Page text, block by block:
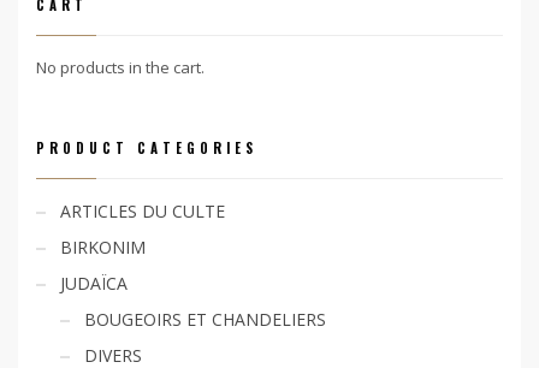
CART
No products in the cart.
PRODUCT CATEGORIES
ARTICLES DU CULTE
BIRKONIM
JUDAÏCA
BOUGEOIRS ET CHANDELIERS
DIVERS